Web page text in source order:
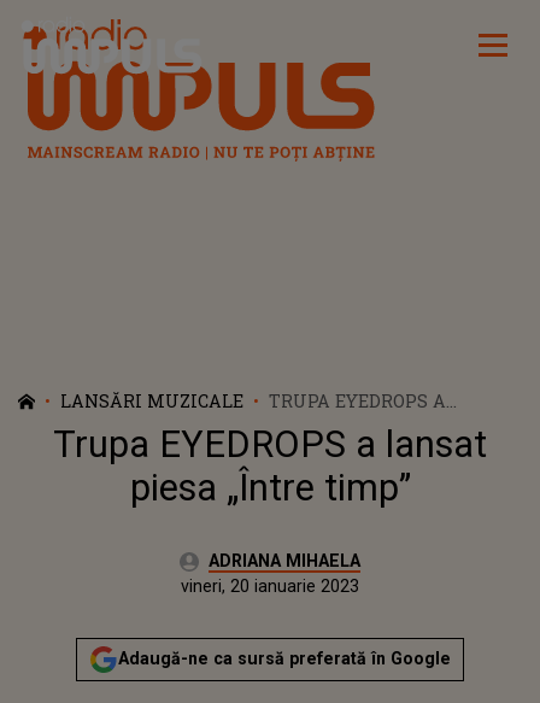
Radio Impuls
LANSĂRI MUZICALE
TRUPA EYEDROPS A
LANSAT PIESA „ÎNTRE
TIMP”
Trupa EYEDROPS a lansat
piesa „Între timp”
Autor:ADRIANA MIHAELA
Actualizat:
vineri, 20 ianuarie 2023
Adaugă-ne ca sursă preferată în Google